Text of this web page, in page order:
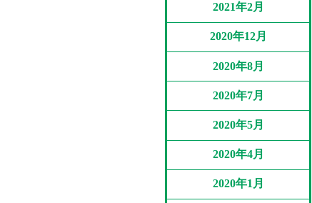
2021年2月
2020年12月
2020年8月
2020年7月
2020年5月
2020年4月
2020年1月